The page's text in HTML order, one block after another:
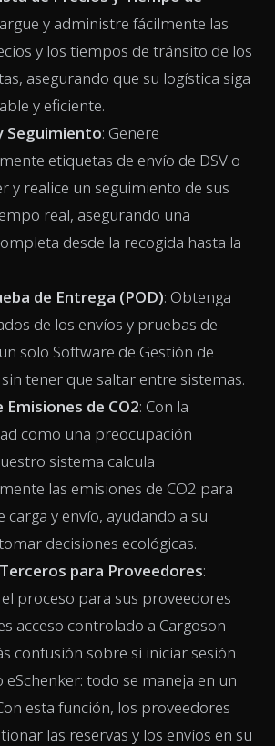
y administre fácilmente las
y los tiempos de tránsito de los
asegurando que su logística siga
y eficiente.
Seguimiento: Genere
etiquetas de envío de DSV o
y realice un seguimiento de sus
real, asegurando una
desde la recogida hasta la
de Entrega (POD): Obtenga
de los envíos y pruebas de
solo Software de Gestión de
tener que saltar entre sistemas.
Emisiones de CO2: Con la
como una preocupación
sistema calcula
las emisiones de CO2 para
carga y envío, ayudando a su
decisiones ecológicas.
para Proveedores:
proceso para sus proveedores
acceso controlado a Cargoson
confusión sobre si iniciar sesión
eSchenker: todo se maneja en un
esta función, los proveedores
las reservas y los envíos en su